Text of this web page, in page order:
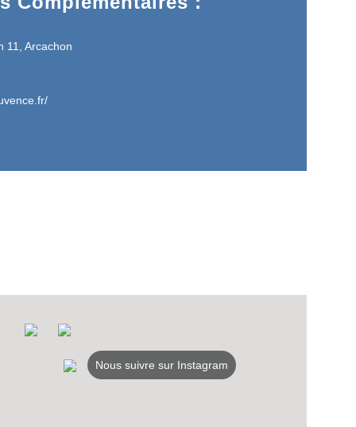
11, Arcachon
Nous suivre sur Instagram